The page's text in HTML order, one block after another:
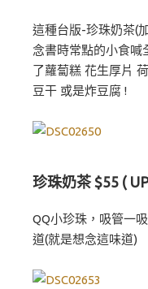
這種台版-珍珠奶茶(
念書時常點的小食喊
了蘿蔔糕 花生厚片
豆干 或是炸豆腐 !
珍珠奶茶 $55 (
QQ小珍珠，吸管一
道(就是想念這味道)